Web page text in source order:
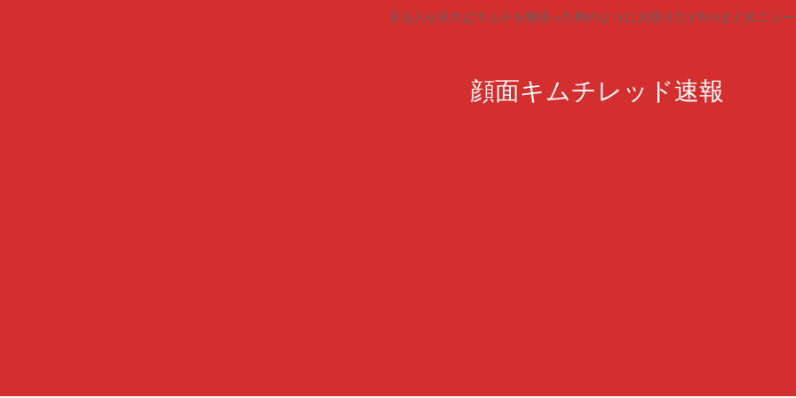
見る人が見ればキムチを頬張った時のように火照りだす5chまとめニュ
顔面キムチレッド速報